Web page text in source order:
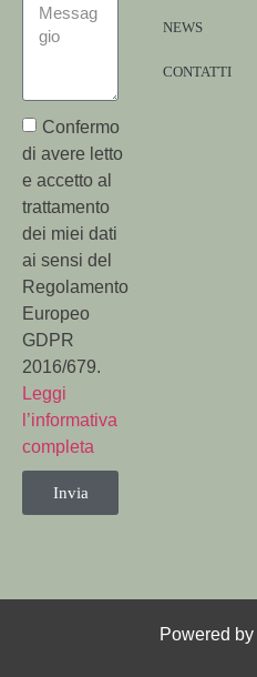
Confermo
di avere letto
e accetto al
trattamento
dei miei dati
ai sensi del
Regolamento
Europeo
GDPR
2016/679.
Leggi
l’informativa
completa
Invia
NEWS
CONTATTI
Powered by